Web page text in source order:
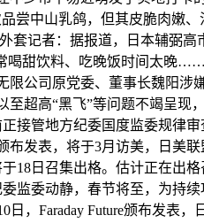
尝中山乳鸽，但其皮脆肉嫩
套记者：据报道，日本辅弼
喝甜饮料、吃晚饭时间太晚
公司原党委、董事长魏阳涉
超高“黑飞”等问题不竭呈现
接管地方纪委国度监委规律
发表，将于3月访美，日美
18日召集出格。估计正在出
监委动静，春节将至，为持
，Faraday Future颁布发表